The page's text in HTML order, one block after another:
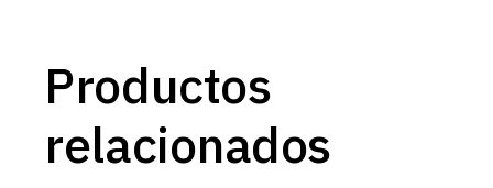
Productos
relacionados